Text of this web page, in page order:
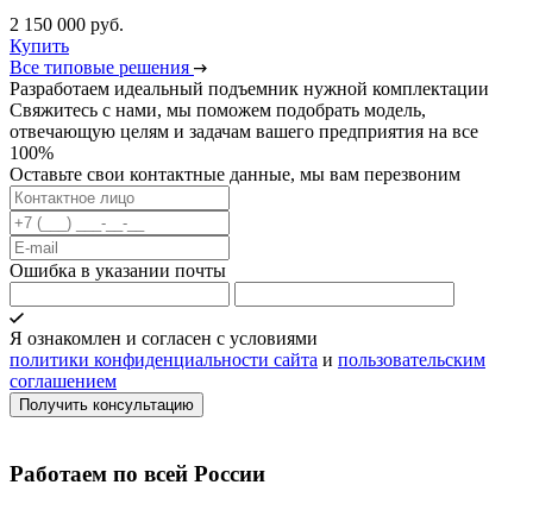
2 150 000 руб.
Купить
Все типовые решения
Разработаем идеальный подъемник нужной комплектации
Свяжитесь с нами, мы поможем подобрать модель,
отвечающую целям и задачам вашего предприятия на все
100%
Оставьте свои контактные данные, мы вам перезвоним
Ошибка в указании почты
Я ознакомлен и согласен с условиями
политики конфиденциальности сайта и пользовательским
соглашением
Работаем по всей России